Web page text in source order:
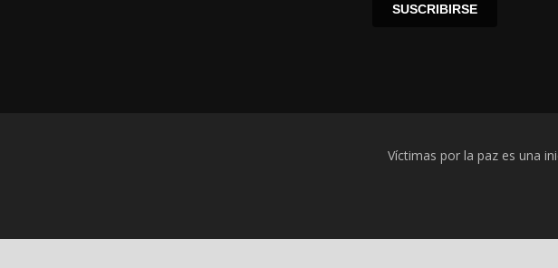
SUSCRIBIRSE
Víctimas por la paz es una